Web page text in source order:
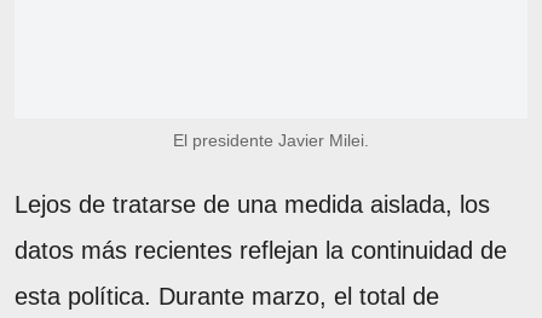
El presidente Javier Milei.
Lejos de tratarse de una medida aislada, los
datos más recientes reflejan la continuidad de
esta política. Durante marzo, el total de